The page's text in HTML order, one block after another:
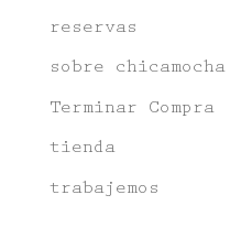
reservas
sobre chicamocha
Terminar Compra
tienda
trabajemos